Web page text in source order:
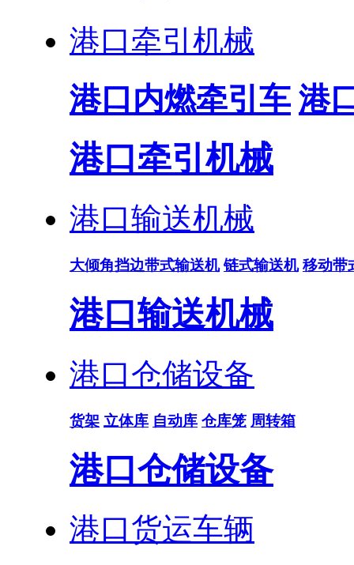
港口牵引机械
港口内燃牵引车 港
港口牵引机械
港口输送机械
大倾角挡边带式输送机 链式输送机 移动带
港口输送机械
港口仓储设备
货架 立体库 自动库 仓库笼 周转箱
港口仓储设备
港口货运车辆